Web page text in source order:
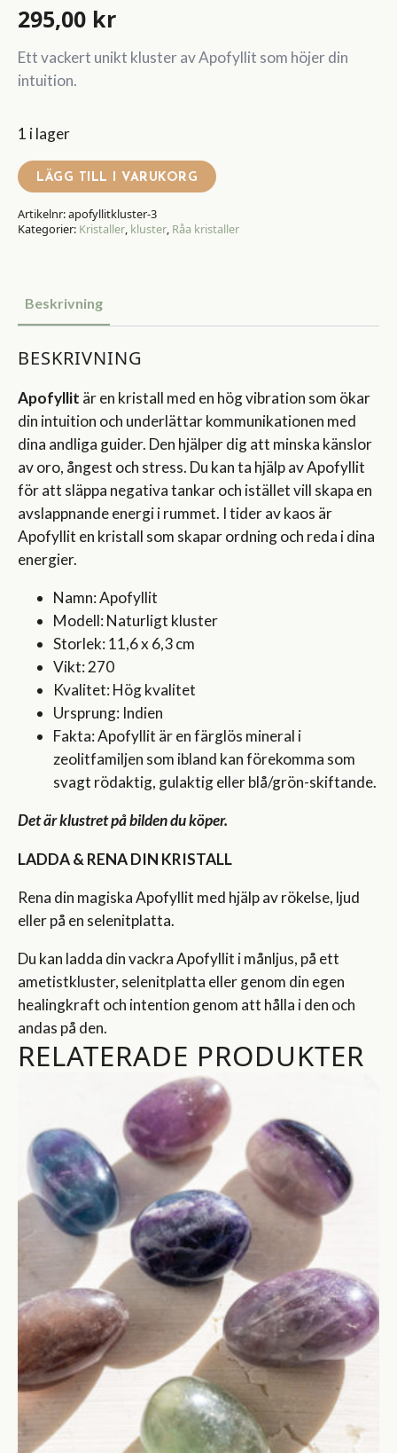
295,00 kr
Ett vackert unikt kluster av Apofyllit som höjer din
intuition.
1 i lager
LÄGG TILL I VARUKORG
Artikelnr:apofyllitkluster-3
Kategorier: Kristaller, kluster, Råa kristaller
Beskrivning
BESKRIVNING
Apofyllit är en kristall med en hög vibration som ökar
din intuition och underlättar kommunikationen med
dina andliga guider. Den hjälper dig att minska känslor
av oro, ångest och stress. Du kan ta hjälp av Apofyllit
för att släppa negativa tankar och istället vill skapa en
avslappnande energi i rummet. I tider av kaos är
Apofyllit en kristall som skapar ordning och reda i dina
energier.
Namn: Apofyllit
Modell: Naturligt kluster
Storlek: 11,6 x 6,3 cm
Vikt: 270
Kvalitet: Hög kvalitet
Ursprung: Indien
Fakta: Apofyllit är en färglös mineral i
zeolitfamiljen som ibland kan förekomma som
svagt rödaktig, gulaktig eller blå/grön-skiftande.
Det är klustret på bilden du köper.
LADDA & RENA DIN KRISTALL
Rena din magiska Apofyllit med hjälp av rökelse, ljud
eller på en selenitplatta.
Du kan ladda din vackra Apofyllit i månljus, på ett
ametistkluster, selenitplatta eller genom din egen
healingkraft och intention genom att hålla i den och
andas på den.
RELATERADE PRODUKTER